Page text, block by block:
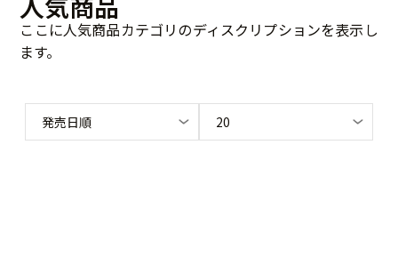
ここに人気商品カテゴリのディスクリプションを表示し
ます。